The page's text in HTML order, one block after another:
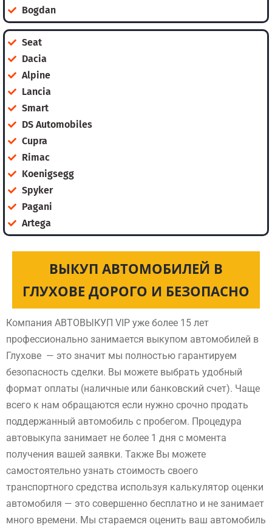
Bogdan
Seat
Dacia
Alpine
Lancia
Smart
DS Automobiles
Cupra
Rimac
Koenigsegg
Spyker
Pagani
Artega
ВЫКУП АВТОМОБИЛЕЙ В
ГЛУХОВЕ ДОРОГО И БЕЗОПАСНО
Компания АВТОВЫКУП VIP уже более 15 лет
профессионально занимается выкупом автомобилей в
Глухове — это значит мы полностью гарантируем
безопасность сделки. Вы можете выбрать удобный
формат оплаты (наличные или банковский счет). Чаще
всего к нам обращаются если нужно срочно продать
поддержанный автомобиль с пробегом. Процедура
автовыкупа занимает не более 1 дня с момента
получения вашей заявки. Также Вы можете
самостоятельно узнать стоимость своего
транспортного средства используя калькулятор оценки
автомобиля — это совершенно бесплатно и не занимает
много времени. Мы стараемся оценить ваш автомобиль